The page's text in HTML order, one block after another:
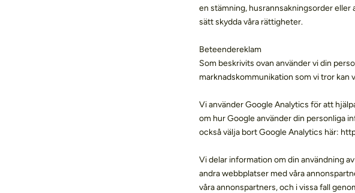
en stämning, husrannsakningsorder eller
sätt skydda våra rättigheter.
Beteendereklam
Som beskrivits ovan använder vi din
marknadskommunikation som vi tror kan
Vi använder Google Analytics för att
om hur Google använder din personliga
också välja bort Google Analytics här:
Vi delar information om din användning
andra webbplatser med våra
våra annonspartners, och i vissa fall